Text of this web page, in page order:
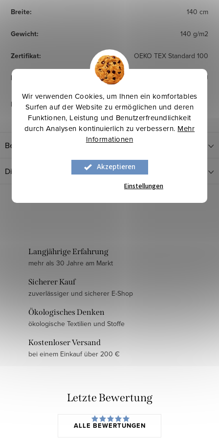
Wir verwenden Cookies, um Ihnen ein komfortables
Surfen auf der Website zu ermöglichen und deren
Funktionen, Leistung und Benutzerfreundlichkeit
durch Analysen kontinuierlich zu verbessern. Mehr
Informationen
Akzeptieren
Einstellungen
Breite: 140 cm
Gewicht: 140 g/m2
Zertifikat: OEKO TEX Standard 100
Herkunftsland EU
Pflegehinweise:
Bewertung
Diskussion
Langjährige Erfahrung
mehr als 30 Jahre am Markt
Sicherer Kauf
zuverlässiger und sicherer E-Shop
Ökologisches Denken
ökologische Textilien und Stoffe
Kostenloser Versand
bei einem Einkauf über 200 €
Letzte Bewertung
ALLE BEWERTUNGEN